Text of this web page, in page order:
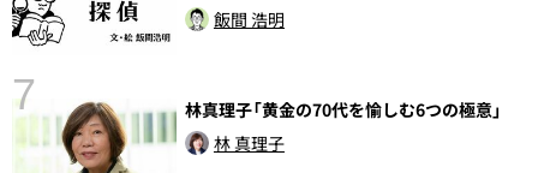
飯間 浩明
7
林真理子「黄金の70代を愉しむ6つの極意」
林 真理子